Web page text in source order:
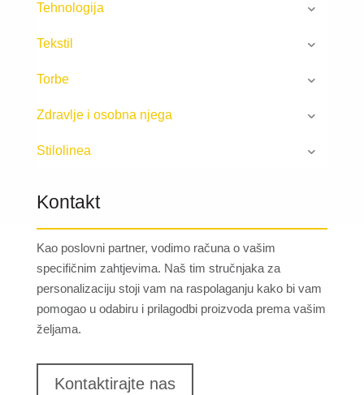
Tehnologija
Tekstil
Torbe
Zdravlje i osobna njega
Stilolinea
Kontakt
Kao poslovni partner, vodimo računa o vašim
specifičnim zahtjevima. Naš tim stručnjaka za
personalizaciju stoji vam na raspolaganju kako bi vam
pomogao u odabiru i prilagodbi proizvoda prema vašim
željama.
Kontaktirajte nas